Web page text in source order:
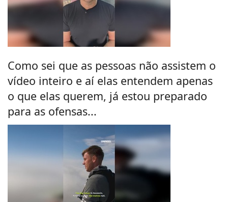
Como sei que as pessoas não assistem o
vídeo inteiro e aí elas entendem apenas
o que elas querem, já estou preparado
para as ofensas...